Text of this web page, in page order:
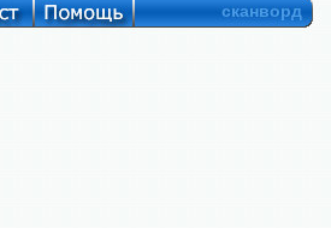
сканворд